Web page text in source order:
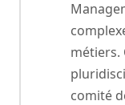
métiers.
comité